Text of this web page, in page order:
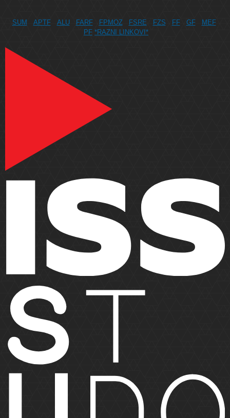
SUM APTF ALU FARF FPMOZ FSRE FZS FF GF
MEF
PF *RAZNI LINKOVI*